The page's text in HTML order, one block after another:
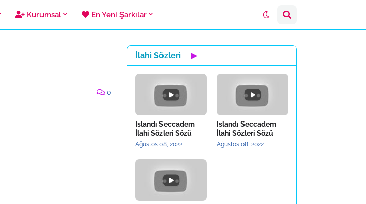
Kurumsal En Yeni Şarkılar
0
İlahi Sözleri ▶
Islandı Seccadem
İlahi Sözleri Sözü
Ağustos 08, 2022
Islandı Seccadem
İlahi Sözleri Sözü
Ağustos 08, 2022